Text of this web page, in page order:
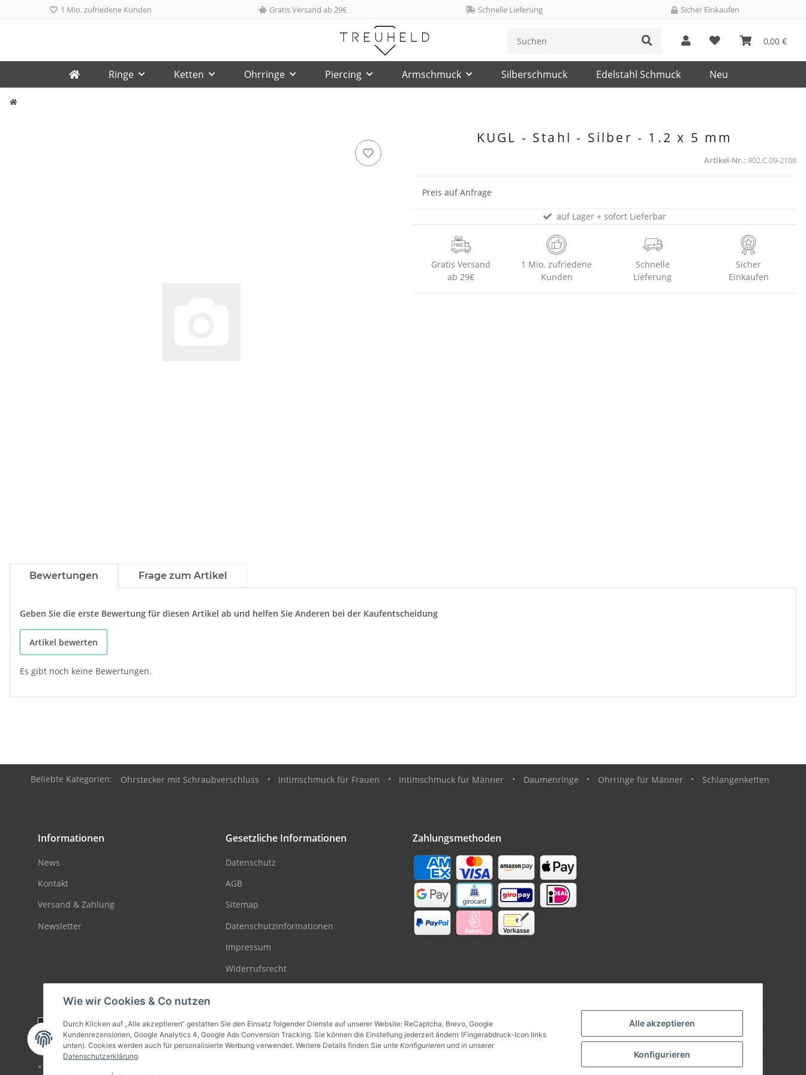
Alle akzeptieren
Konfigurieren
Wie wir Cookies & Co nutzen
Durch Klicken auf „Alle akzeptieren“ gestatten Sie den Einsatz folgender Dienste auf unserer Website: ReCaptcha, Brevo, Google
Kundenrezensionen, Google Analytics 4, Google Ads Conversion Tracking. Sie können die Einstellung jederzeit ändern (Fingerabdruck-Icon links
unten). Cookies werden auch für personalisierte Werbung verwendet. Weitere Details finden Sie unte Konfigurieren und in unserer
Datenschutzerklärung.
1 Mio. zufriedene Kunden Gratis Versand ab 29€ Schnelle Lieferung Sicher Einkaufen
0,00 €
Ringe Ketten Ohrringe Piercing Armschmuck Silberschmuck Edelstahl Schmuck Neu
KUGL - Stahl - Silber - 1.2 x 5 mm
Artikel-Nr.: 902.C.09-2108
Preis auf Anfrage
auf Lager + sofort Lieferbar
Gratis Versand
ab 29€
1 Mio. zufriedene
Kunden
Schnelle
Lieferung
Sicher
Einkaufen
Bewertungen Frage zum Artikel
Geben Sie die erste Bewertung für diesen Artikel ab und helfen Sie Anderen bei der Kaufentscheidung
Artikel bewerten
Es gibt noch keine Bewertungen.
Beliebte Kategorien: Ohrstecker mit Schraubverschluss • Intimschmuck für Frauen • Intimschmuck für Männer • Daumenringe • Ohrringe für Männer • Schlangenketten
Informationen
News
Kontakt
Versand & Zahlung
Newsletter
Gesetzliche Informationen
Datenschutz
AGB
Sitemap
Datenschutzinformationen
Impressum
Widerrufsrecht
Zahlungsmethoden
Vertrag widerrufen
* Alle Preise inkl. gesetzlicher USt., zzgl.